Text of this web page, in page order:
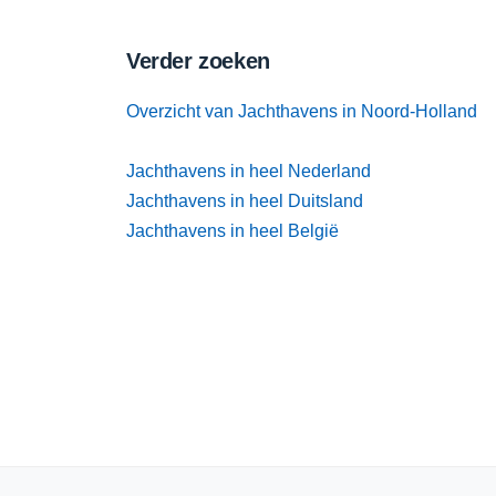
Verder zoeken
Overzicht van Jachthavens in Noord-Holland
Jachthavens in heel Nederland
Jachthavens in heel Duitsland
Jachthavens in heel België